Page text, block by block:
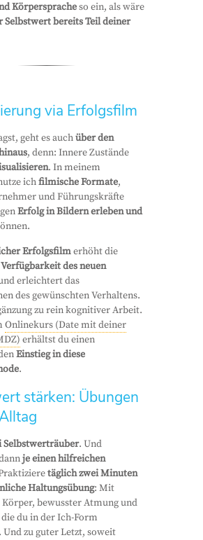
Körperspracheso ein, als wäre
Selbstwert bereits Teil deiner
via Erfolgsfilm
geht es auchüber den
, denn: Innere Zustände
. In meinem
ichfilmische Formate,
und Führungskräfte
Erfolg in Bildern erleben und
Erfolgsfilmerhöht die
des neuen
erleichtert das
des gewünschten Verhaltens.
zu rein kognitiver Arbeit.
Onlinekurs (Date mit deiner
erhältst du einen
Einstieg in diese
.
stärken: Übungen
Selbstwerträuber. Und
je einen hilfreichen
täglich zwei Minuten
Haltungsübung: Mit
bewusster Atmung und
du in der Ich-Form
Und zu guter Letzt, soweit